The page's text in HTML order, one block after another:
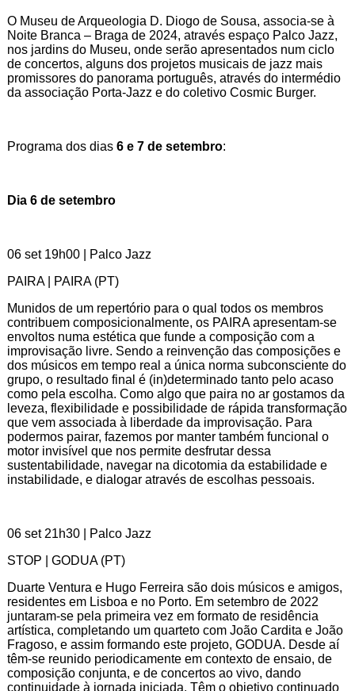
O Museu de Arqueologia D. Diogo de Sousa, associa-se à
Noite Branca – Braga de 2024, através espaço Palco Jazz,
nos jardins do Museu, onde serão apresentados num ciclo
de concertos, alguns dos projetos musicais de jazz mais
promissores do panorama português, através do intermédio
da associação Porta-Jazz e do coletivo Cosmic Burger.
Programa dos dias 6 e 7 de setembro:
Dia 6 de setembro
06 set 19h00 | Palco Jazz
PAIRA | PAIRA (PT)
Munidos de um repertório para o qual todos os membros
contribuem composicionalmente, os PAIRA apresentam-se
envoltos numa estética que funde a composição com a
improvisação livre. Sendo a reinvenção das composições e
dos músicos em tempo real a única norma subconsciente do
grupo, o resultado final é (in)determinado tanto pelo acaso
como pela escolha. Como algo que paira no ar gostamos da
leveza, flexibilidade e possibilidade de rápida transformação
que vem associada à liberdade da improvisação. Para
podermos pairar, fazemos por manter também funcional o
motor invisível que nos permite desfrutar dessa
sustentabilidade, navegar na dicotomia da estabilidade e
instabilidade, e dialogar através de escolhas pessoais.
06 set 21h30 | Palco Jazz
STOP | GODUA (PT)
Duarte Ventura e Hugo Ferreira são dois músicos e amigos,
residentes em Lisboa e no Porto. Em setembro de 2022
juntaram-se pela primeira vez em formato de residência
artística, completando um quarteto com João Cardita e João
Fragoso, e assim formando este projeto, GODUA. Desde aí
têm-se reunido periodicamente em contexto de ensaio, de
composição conjunta, e de concertos ao vivo, dando
continuidade à jornada iniciada. Têm o objetivo continuado